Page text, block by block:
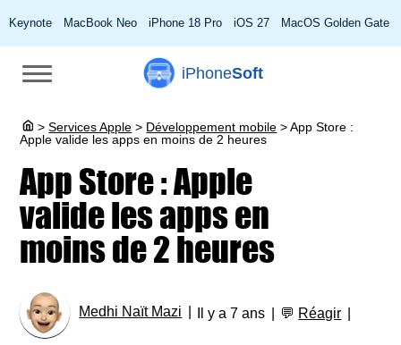
Keynote MacBook Neo iPhone 18 Pro iOS 27 MacOS Golden Gate
iPhoneSoft
> Services Apple > Développement mobile >App Store :
Apple valide les apps en moins de 2 heures
App Store : Apple
valide les apps en
moins de 2 heures
Medhi Naït Mazi Il y a 7 ans 💬 Réagir